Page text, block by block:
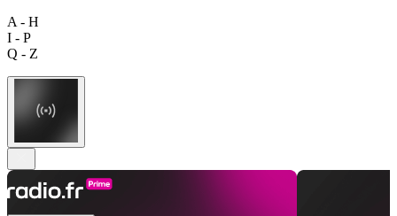
A - H
I - P
Q - Z